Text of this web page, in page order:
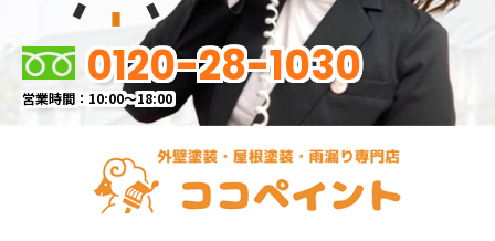
0120-28-1030
営業時間：10:00～18:00